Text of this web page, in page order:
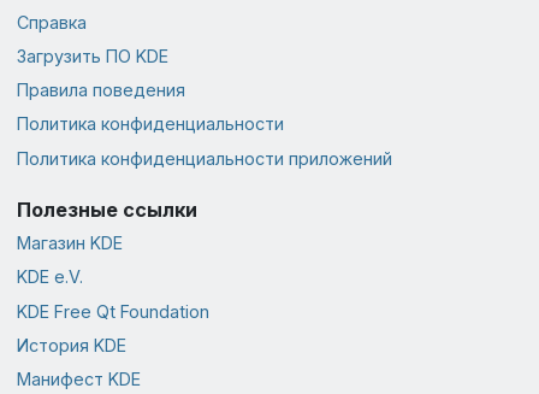
Справка
Загрузить ПО KDE
Правила поведения
Политика конфиденциальности
Политика конфиденциальности приложений
Полезные ссылки
Магазин KDE
KDE e.V.
KDE Free Qt Foundation
История KDE
Манифест KDE